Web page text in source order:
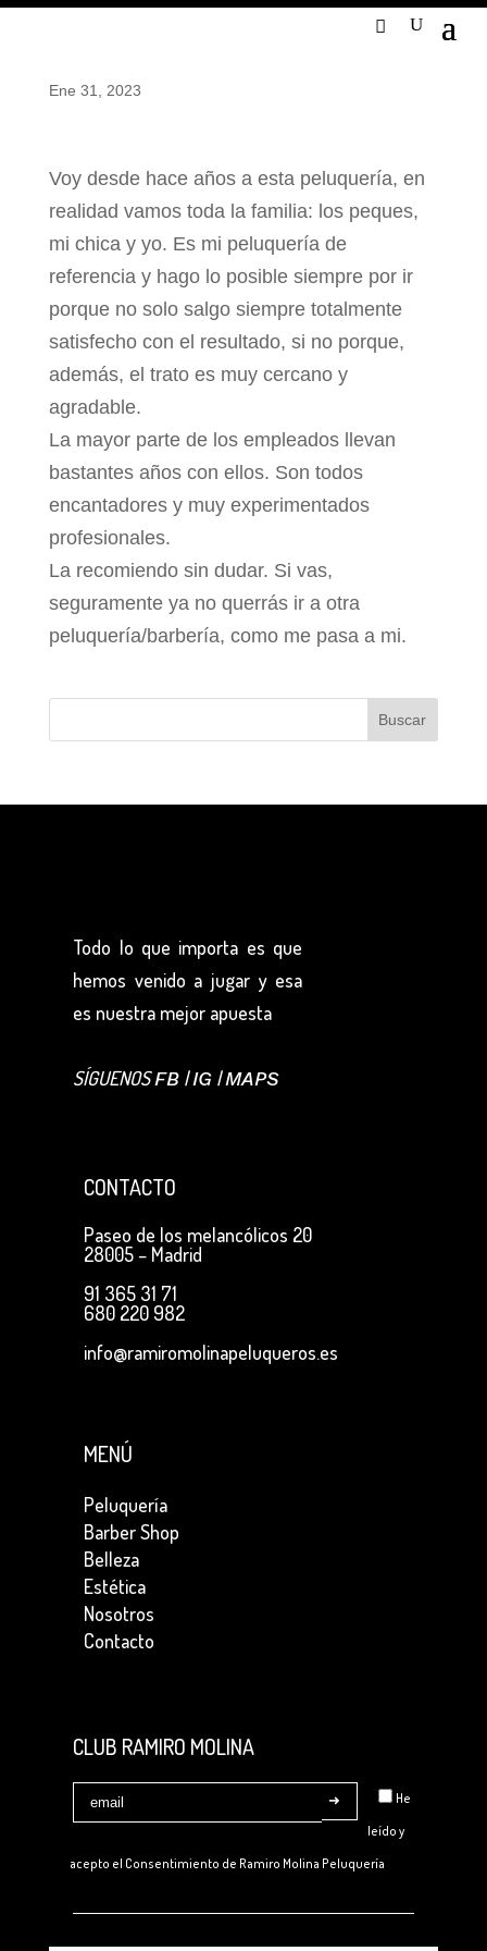
Ene 31, 2023
Voy desde hace años a esta peluquería, en
realidad vamos toda la familia: los peques,
mi chica y yo. Es mi peluquería de
referencia y hago lo posible siempre por ir
porque no solo salgo siempre totalmente
satisfecho con el resultado, si no porque,
además, el trato es muy cercano y
agradable.
La mayor parte de los empleados llevan
bastantes años con ellos. Son todos
encantadores y muy experimentados
profesionales.
La recomiendo sin dudar. Si vas,
seguramente ya no querrás ir a otra
peluquería/barbería, como me pasa a mi.
Todo lo que importa es que
hemos venido a jugar y esa
es nuestra mejor apuesta
SÍGUENOSFB |IG |MAPS
CONTACTO
Paseo de los melancólicos 20
28005 – Madrid
91 365 31 71
680 220 982
info@ramiromolinapeluqueros.es
MENÚ
Peluquería
Barber Shop
Belleza
Estética
Nosotros
Contacto
CLUB RAMIRO MOLINA
He
leído y
acepto el Consentimiento de Ramiro Molina Peluquería